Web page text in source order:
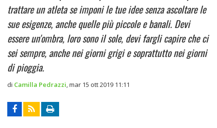
trattare un atleta se imponi le tue idee senza ascoltare le
sue esigenze, anche quelle più piccole e banali. Devi
essere un'ombra, loro sono il sole, devi fargli capire che ci
sei sempre, anche nei giorni grigi e soprattutto nei giorni
di pioggia.
di Camilla Pedrazzi mar 15 ott 2019 11:11